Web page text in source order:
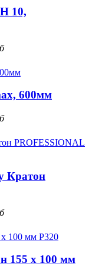
10,
600мм
Кратон
155 х 100 мм